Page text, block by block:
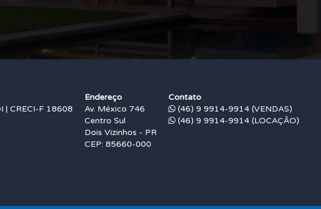
| CRECI-F 18608
Endereço
Av. México 746
Centro Sul
Dois Vizinhos - PR
CEP: 85660-000
Contato
(46) 9 9914-9914 (VENDAS)
(46) 9 9914-9914 (LOCAÇÃO)